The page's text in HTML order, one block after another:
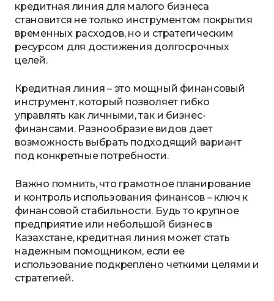
кредитная линия для малого бизнеса
становится не только инструментом покрытия
временных расходов, но и стратегическим
ресурсом для достижения долгосрочных
целей.
Кредитная линия – это мощный финансовый
инструмент, который позволяет гибко
управлять как личными, так и бизнес-
финансами. Разнообразие видов дает
возможность выбрать подходящий вариант
под конкретные потребности.
Важно помнить, что грамотное планирование
и контроль использования финансов – ключ к
финансовой стабильности. Будь то крупное
предприятие или небольшой бизнес в
Казахстане, кредитная линия может стать
надежным помощником, если ее
использование подкреплено четкими целями и
стратегией.